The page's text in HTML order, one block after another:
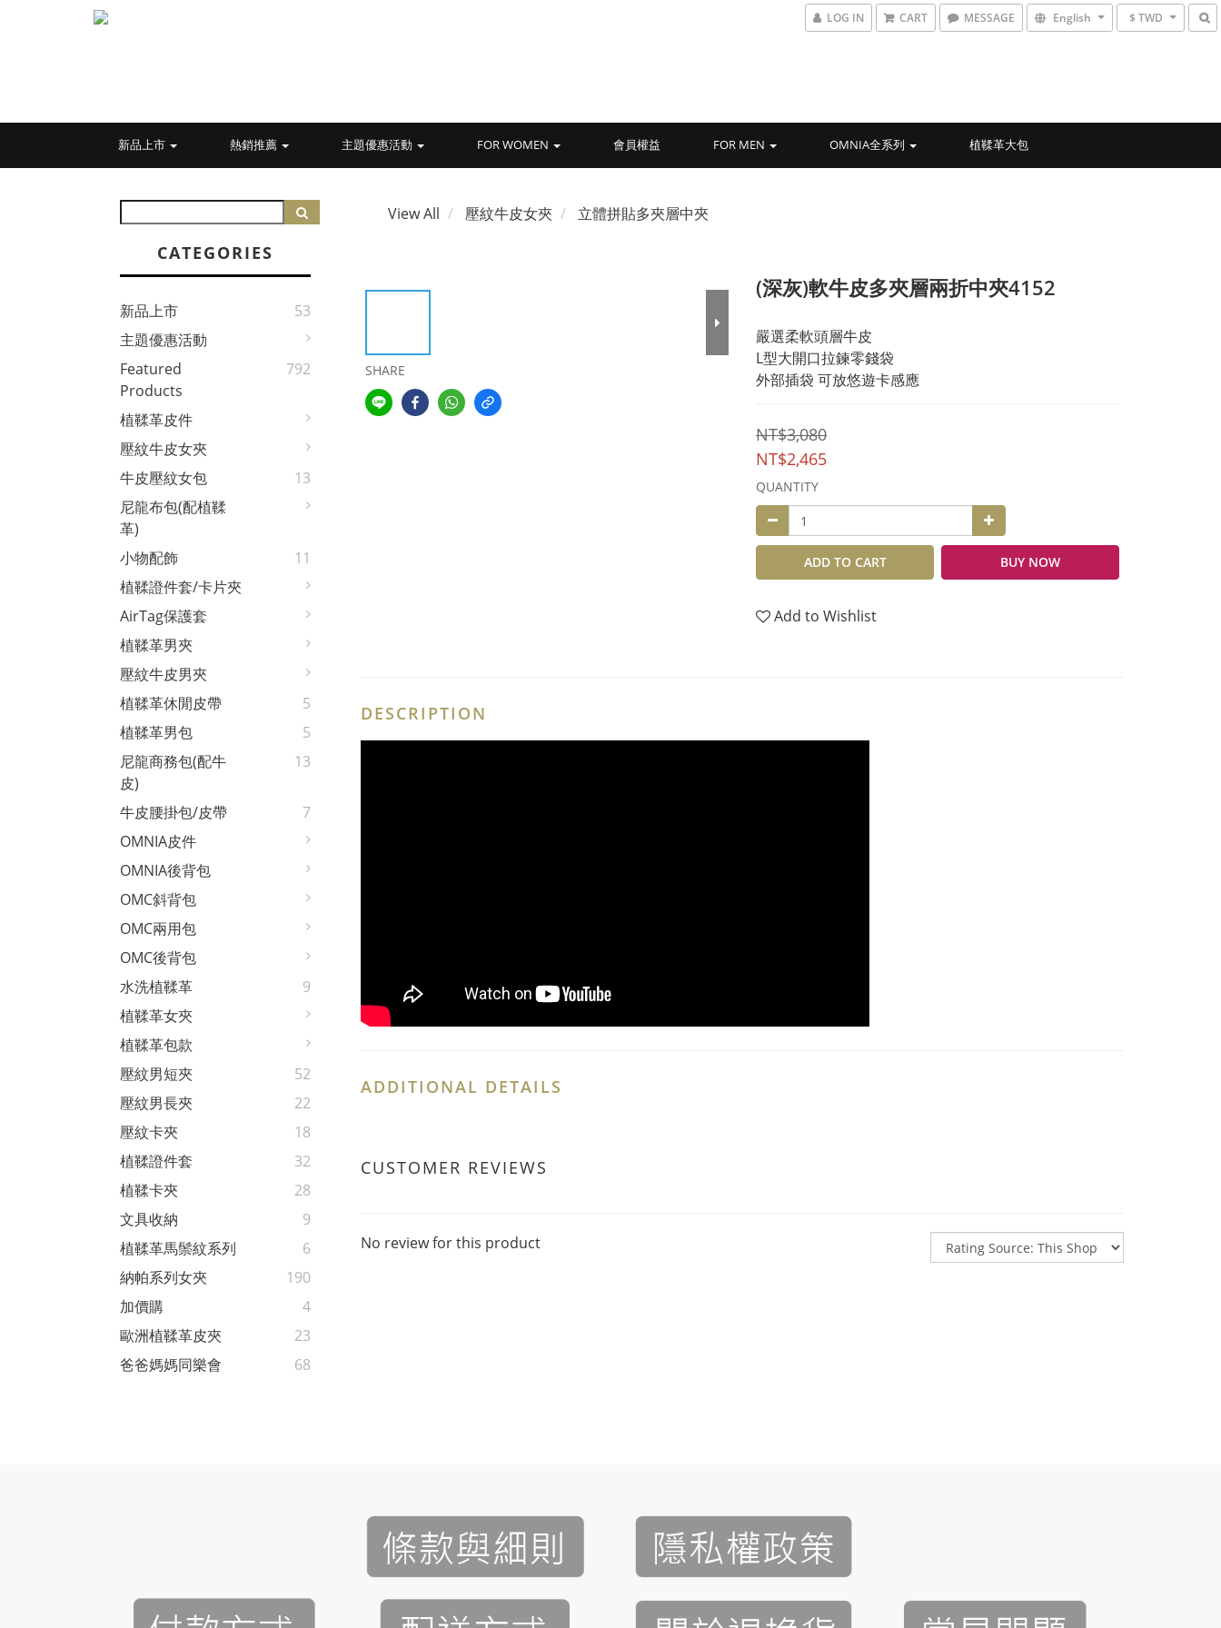
LOG IN CART MESSAGE English $ TWD
新品上市 熱銷推薦 主題優惠活動 FOR WOMEN 會員權益 FOR MEN OMNIA全系列 植鞣革大包
CATEGORIES
新品上市
53
主題優惠活動
Featured
Products
792
植鞣革皮件
壓紋牛皮女夾
牛皮壓紋女包
13
尼龍布包(配植鞣
革)
小物配飾
11
植鞣證件套/卡片夾
AirTag保護套
植鞣革男夾
壓紋牛皮男夾
植鞣革休閒皮帶
5
植鞣革男包
5
尼龍商務包(配牛
皮)
13
牛皮腰掛包/皮帶
7
OMNIA皮件
OMNIA後背包
OMC斜背包
OMC兩用包
OMC後背包
水洗植鞣革
9
植鞣革女夾
植鞣革包款
壓紋男短夾
52
壓紋男長夾
22
壓紋卡夾
18
植鞣證件套
32
植鞣卡夾
28
文具收納
9
植鞣革馬鬃紋系列
6
納帕系列女夾
190
加價購
4
歐洲植鞣革皮夾
23
爸爸媽媽同樂會
68
View All 壓紋牛皮女夾 立體拼貼多夾層中夾
SHARE
(深灰)軟牛皮多夾層兩折中夾4152
嚴選柔軟頭層牛皮
L型大開口拉鍊零錢袋
外部插袋 可放悠遊卡感應
NT$3,080
NT$2,465
QUANTITY
ADD TO CART BUY NOW
Add to Wishlist
DESCRIPTION
ADDITIONAL DETAILS
CUSTOMER REVIEWS
No review for this product